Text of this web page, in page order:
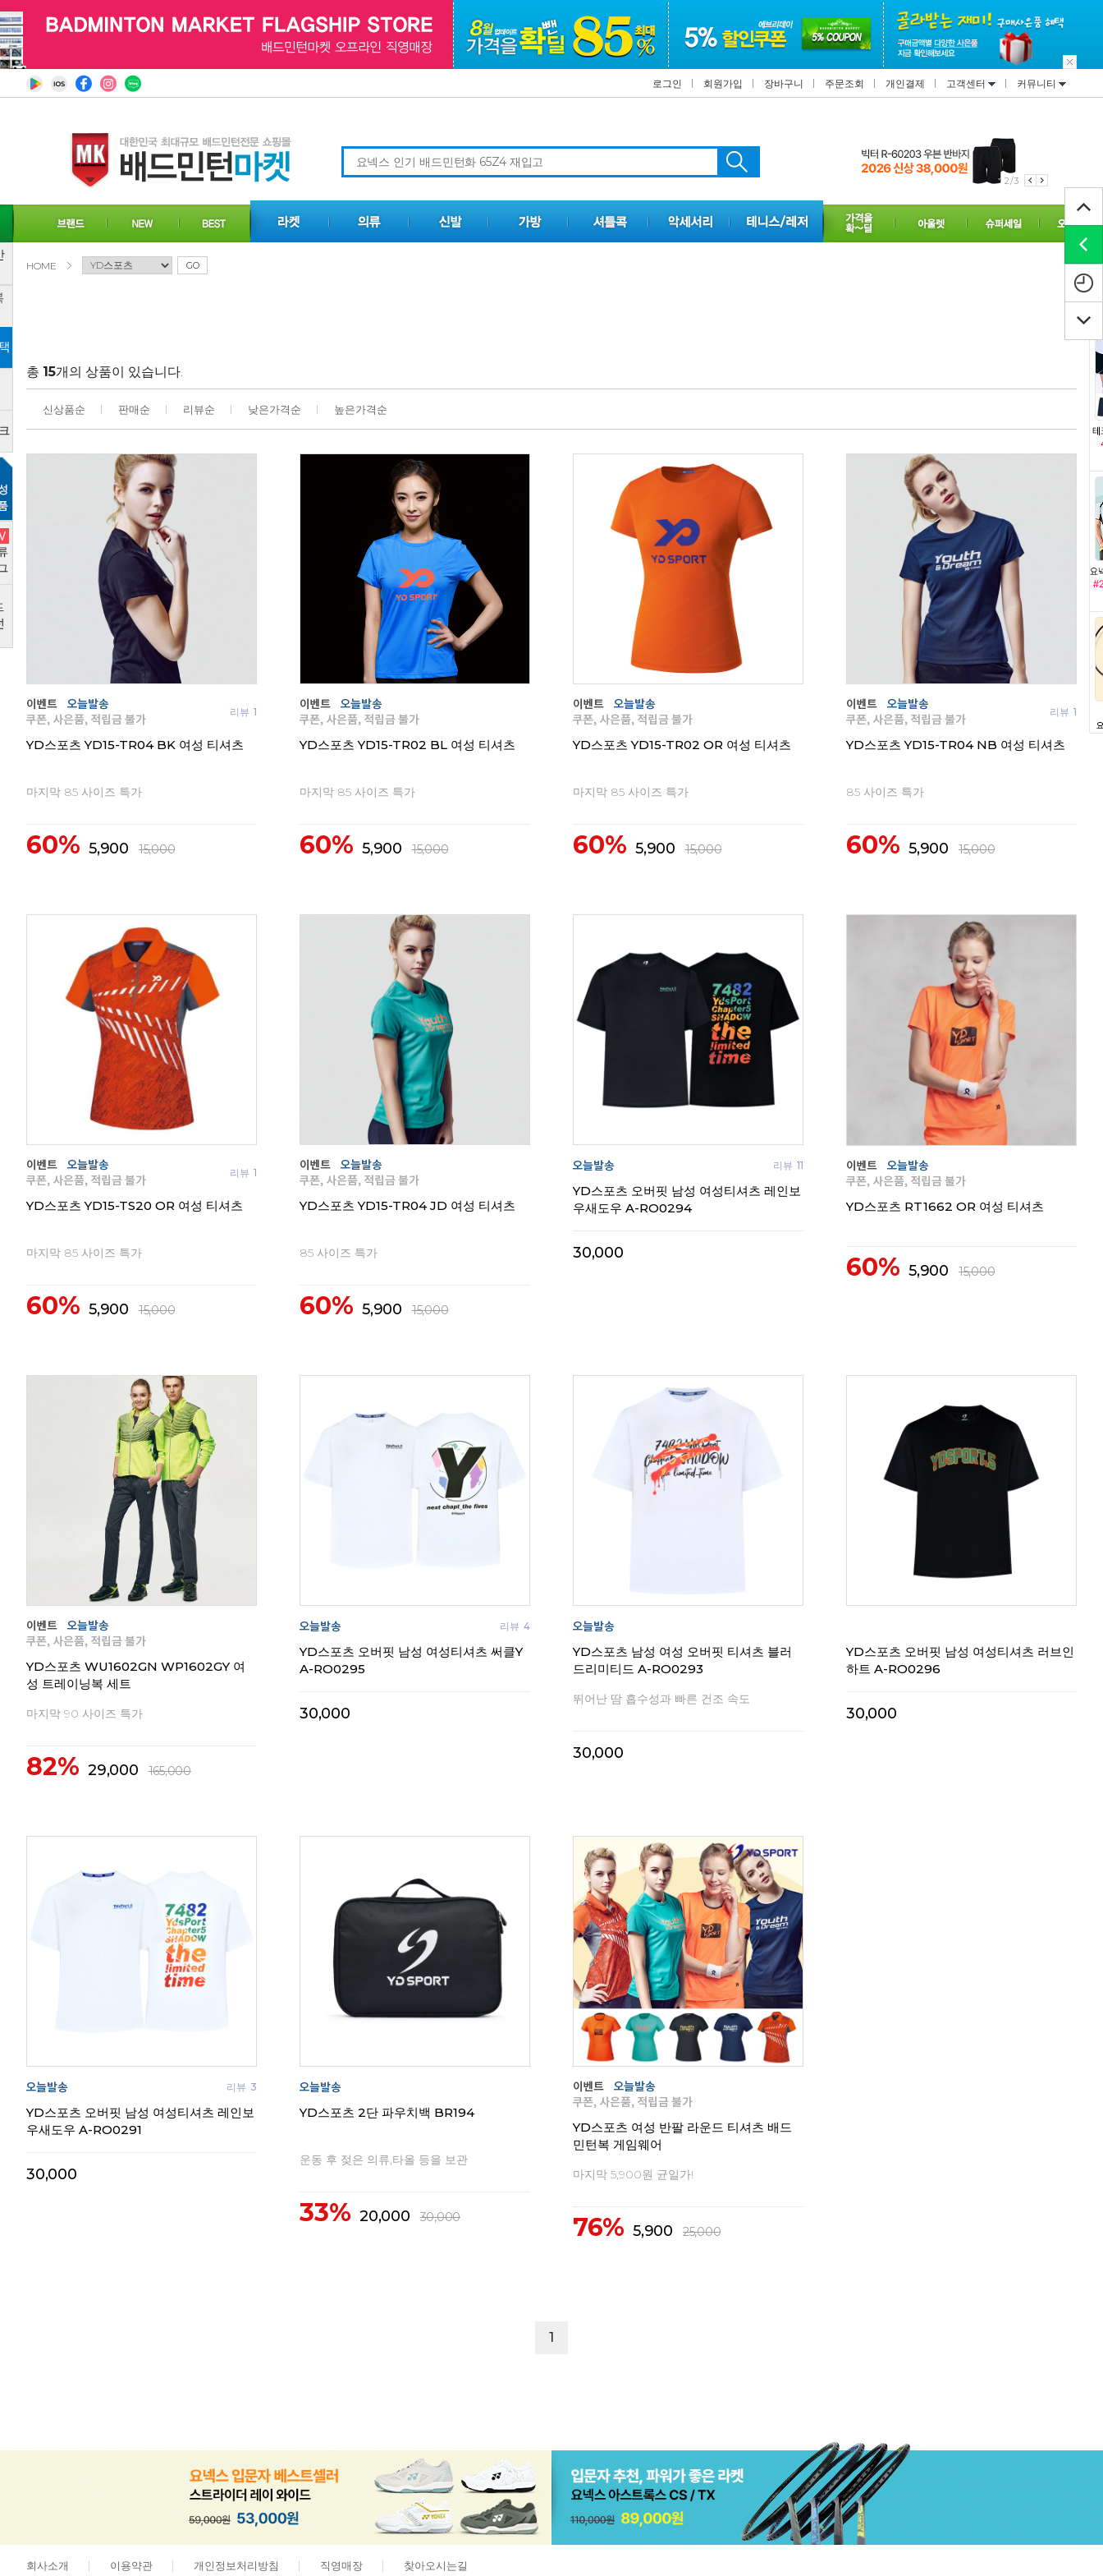
로그인 회원가입 장바구니 주문조회 개인결제 고객센터 커뮤니티
2/3
HOME GO
총 15개의 상품이 있습니다.
신상품순 판매순 리뷰순 낮은가격순 높은가격순
리뷰 1
YD스포츠 YD15-TR04 BK 여성 티셔츠
마지막 85 사이즈 특가
60% 5,900 15,000
YD스포츠 YD15-TR02 BL 여성 티셔츠
마지막 85 사이즈 특가
60% 5,900 15,000
YD스포츠 YD15-TR02 OR 여성 티셔츠
마지막 85 사이즈 특가
60% 5,900 15,000
리뷰 1
YD스포츠 YD15-TR04 NB 여성 티셔츠
85 사이즈 특가
60% 5,900 15,000
리뷰 1
YD스포츠 YD15-TS20 OR 여성 티셔츠
마지막 85 사이즈 특가
60% 5,900 15,000
YD스포츠 YD15-TR04 JD 여성 티셔츠
85 사이즈 특가
60% 5,900 15,000
리뷰 11
YD스포츠 오버핏 남성 여성티셔츠 레인보
우새도우 A-RO0294
30,000
YD스포츠 RT1662 OR 여성 티셔츠
60% 5,900 15,000
YD스포츠 WU1602GN WP1602GY 여
성 트레이닝복 세트
마지막 90 사이즈 특가
82% 29,000 165,000
리뷰 4
YD스포츠 오버핏 남성 여성티셔츠 써클Y
A-RO0295
30,000
YD스포츠 남성 여성 오버핏 티셔츠 블러
드리미티드 A-RO0293
뛰어난 땀 흡수성과 빠른 건조 속도
30,000
YD스포츠 오버핏 남성 여성티셔츠 러브인
하트 A-RO0296
30,000
리뷰 3
YD스포츠 오버핏 남성 여성티셔츠 레인보
우새도우 A-RO0291
30,000
YD스포츠 2단 파우치백 BR194
운동 후 젖은 의류,타올 등을 보관
33% 20,000 30,000
YD스포츠 여성 반팔 라운드 티셔츠 배드
민턴복 게임웨어
마지막 5,900원 균일가!
76% 5,900 25,000
1
회사소개 이용약관 개인정보처리방침 직영매장 찾아오시는길